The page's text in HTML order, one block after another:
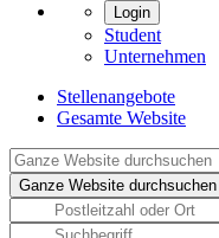
Login
Student
Unternehmen
Stellenangebote
Gesamte Website